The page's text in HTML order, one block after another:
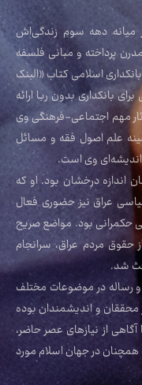
میانه دهه سوم زندگی‌اش
پرداخته و مبانی فلسفه
اسلامی کتاب «البنک
بانکداری بدون ربا ارائه
مهم اجتماعی-فرهنگی وی
علم اصول فقه و مسائل
وی است.
درخشان بود. او که
عراق نیز حضوری فعال
حکمرانی بود. مواضع صریح
حقوق مردم عراق، سرانجام
شد.
رساله در موضوعات مختلف
و اندیشمندان بوده
از نیازهای عصر حاضر،
همچنان در جهان اسلام مورد